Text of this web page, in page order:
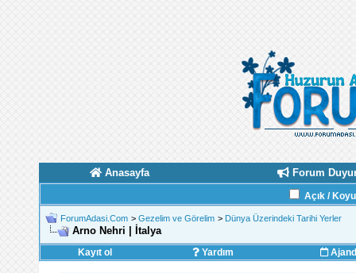
Anasayfa Forum
Açık /
ForumAdasi.Com > Gezelim ve Görelim > Dünya Üzerindeki Tarihi Yerler
Arno Nehri | İtalya
Kayıt ol Yardım